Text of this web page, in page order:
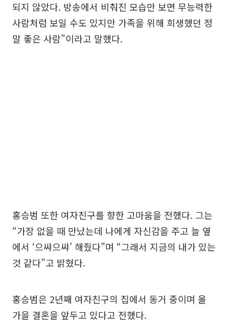
되지 않았다. 방송에서 비춰진 모습만 보면 무능력한
사람처럼 보일 수도 있지만 가족을 위해 희생했던 정
말 좋은 사람”이라고 말했다.
홍승범 또한 여자친구를 향한 고마움을 전했다. 그는
“가장 없을 때 만났는데 나에게 자신감을 주고 늘 옆
에서 ‘으쌰으쌰’ 해줬다”며 “그래서 지금의 내가 있는
것 같다”고 밝혔다.
홍승범은 2년째 여자친구의 집에서 동거 중이며 올
가을 결혼을 앞두고 있다고 전했다.